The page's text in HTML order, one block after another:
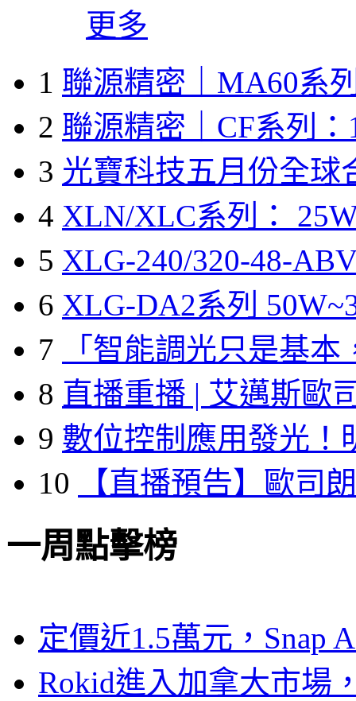
更多
1 聯源精密｜MA60系
2 聯源精密｜CF系列：
3 光寶科技五月份全球
4 XLN/XLC系列：
5 XLG-240/320-48-
6 XLG-DA2系列
7
「智能調光只是基本
8 直播重播 | 艾邁斯歐
9 數位控制應用發光！
10
【直播預告】歐司
一周點擊榜
定價近1.5萬元，Snap
Rokid進入加拿大市場